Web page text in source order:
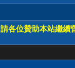
請各位贊助本站繼續